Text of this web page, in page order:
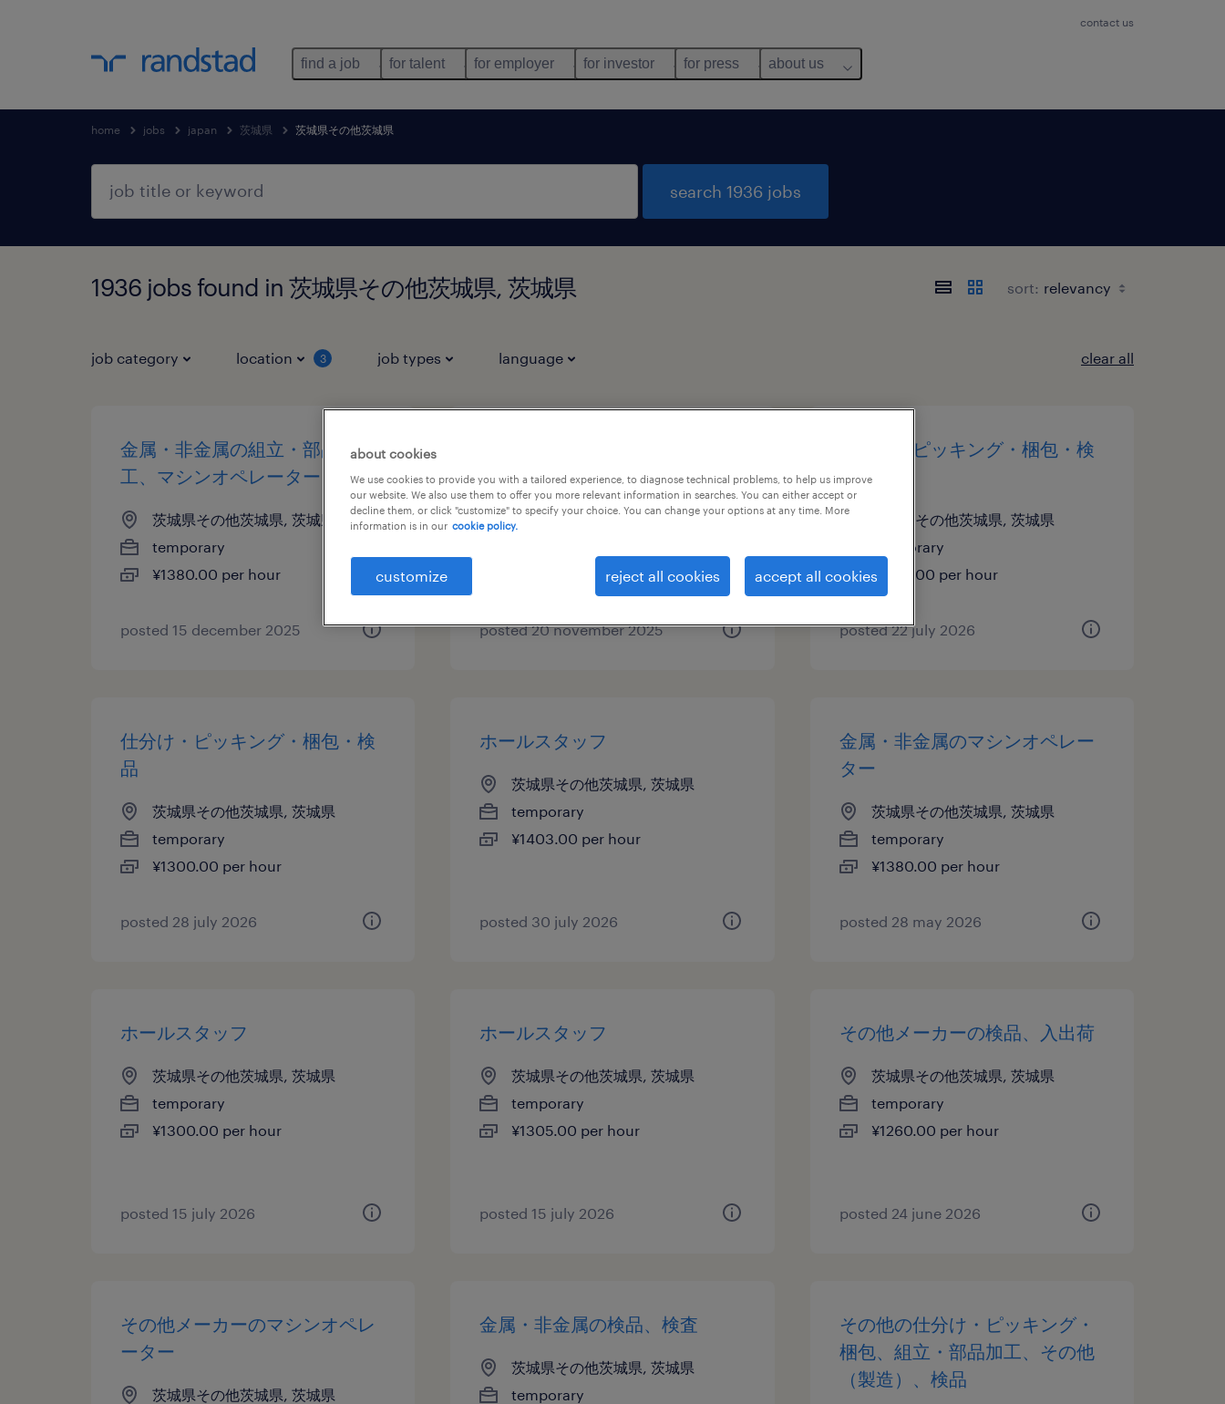
contact us
find a job for talent for employer for investor for press about us
home jobs japan 茨城県 茨城県その他茨城県
search 1936 jobs
1936 jobs found in 茨城県その他茨城県, 茨城県 sort:
job category location 3 job types language clear all
金属・非金属の組立・部品加
工、マシンオペレーター
茨城県その他茨城県, 茨城県
temporary
¥1380.00 per hour
posted 15 december 2025
工、マシンオペレーター
茨城県その他茨城県, 茨城県
¥1380.00 per hour
posted 20 november 2025
仕分け・ピッキング・梱包・検
品
茨城県その他茨城県, 茨城県
temporary
¥1265.00 per hour
posted 22 july 2026
仕分け・ピッキング・梱包・検
品
茨城県その他茨城県, 茨城県
temporary
¥1300.00 per hour
posted 28 july 2026
ホールスタッフ
茨城県その他茨城県, 茨城県
temporary
¥1403.00 per hour
posted 30 july 2026
金属・非金属のマシンオペレー
ター
茨城県その他茨城県, 茨城県
temporary
¥1380.00 per hour
posted 28 may 2026
ホールスタッフ
茨城県その他茨城県, 茨城県
temporary
¥1300.00 per hour
posted 15 july 2026
ホールスタッフ
茨城県その他茨城県, 茨城県
temporary
¥1305.00 per hour
posted 15 july 2026
その他メーカーの検品、入出荷
茨城県その他茨城県, 茨城県
temporary
¥1260.00 per hour
posted 24 june 2026
その他メーカーのマシンオペレ
ーター
茨城県その他茨城県, 茨城県
金属・非金属の検品、検査
茨城県その他茨城県, 茨城県
temporary
その他の仕分け・ピッキング・
梱包、組立・部品加工、その他
（製造）、検品
about cookies
We use cookies to provide you with a tailored experience, to diagnose technical problems, to help us improve
our website. We also use them to offer you more relevant information in searches. You can either accept or
decline them, or click "customize" to specify your choice. You can change your options at any time. More
information is in our cookie policy.
customize reject all cookies accept all cookies